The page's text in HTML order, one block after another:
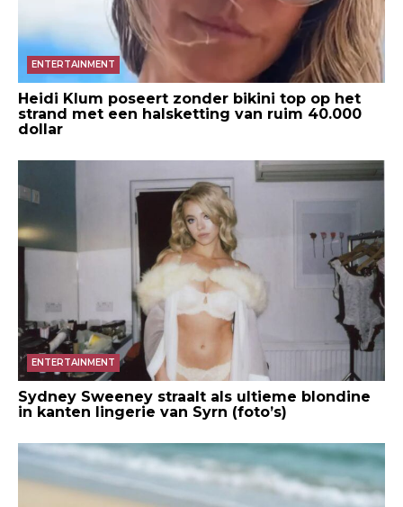
ENTERTAINMENT
Heidi Klum poseert zonder bikini top op het
strand met een halsketting van ruim 40.000
dollar
ENTERTAINMENT
Sydney Sweeney straalt als ultieme blondine
in kanten lingerie van Syrn (foto’s)